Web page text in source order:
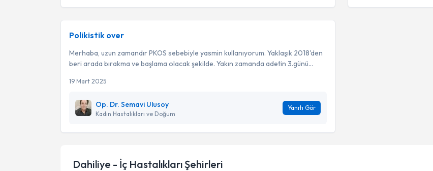
Polikistik over
Merhaba, uzun zamandır PKOS sebebiyle yasmin kullanıyorum. Yaklaşık 2018'den
beri arada bırakma ve başlama olacak şekilde. Yakın zamanda adetin 3.günü...
19 Mart 2025
Op. Dr. Semavi Ulusoy
Kadın Hastalıkları ve Doğum
Yanıtı Gör
Dahiliye - İç HastalıklarıŞehirleri